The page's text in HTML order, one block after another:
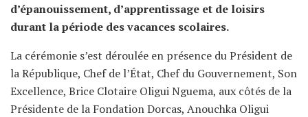
d’épanouissement, d’apprentissage et de loisirs
durant la période des vacances scolaires.
La cérémonie s’est déroulée en présence du Président de
la République, Chef de l’État, Chef du Gouvernement, Son
Excellence, Brice Clotaire Oligui Nguema, aux côtés de la
Présidente de la Fondation Dorcas, Anouchka Oligui